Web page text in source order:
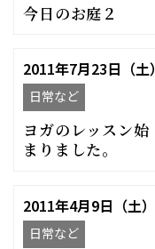
今日のお庭２
2011年7月23日（土）
日常など
ヨガのレッスン始
まりました。
2011年4月9日（土）
日常など